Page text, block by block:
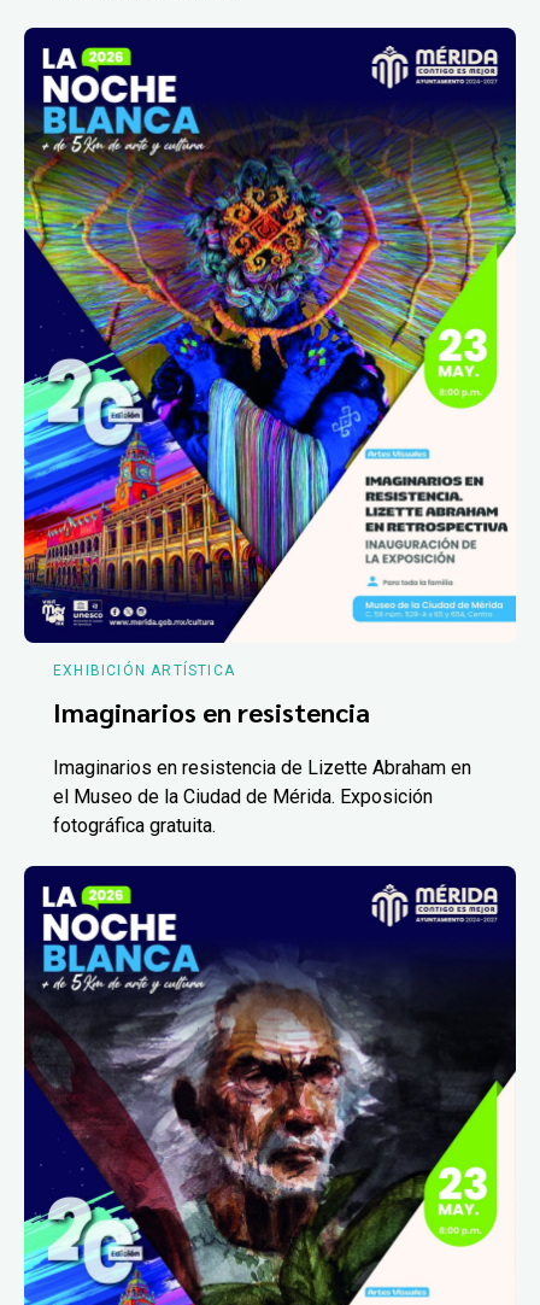
EXHIBICIÓN ARTÍSTICA
Imaginarios en resistencia
Imaginarios en resistencia de Lizette Abraham en
el Museo de la Ciudad de Mérida. Exposición
fotográfica gratuita.